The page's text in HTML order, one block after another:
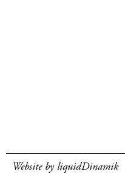
Website by liquidDinamik